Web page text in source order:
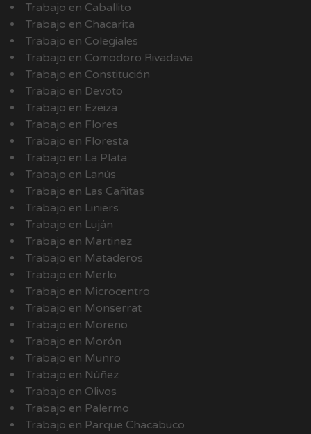
Trabajo en Caballito
Trabajo en Chacarita
Trabajo en Colegiales
Trabajo en Comodoro Rivadavia
Trabajo en Constitución
Trabajo en Devoto
Trabajo en Ezeiza
Trabajo en Flores
Trabajo en Floresta
Trabajo en La Plata
Trabajo en Lanús
Trabajo en Las Cañitas
Trabajo en Liniers
Trabajo en Luján
Trabajo en Martinez
Trabajo en Mataderos
Trabajo en Merlo
Trabajo en Microcentro
Trabajo en Monserrat
Trabajo en Moreno
Trabajo en Morón
Trabajo en Munro
Trabajo en Núñez
Trabajo en Olivos
Trabajo en Palermo
Trabajo en Parque Chacabuco